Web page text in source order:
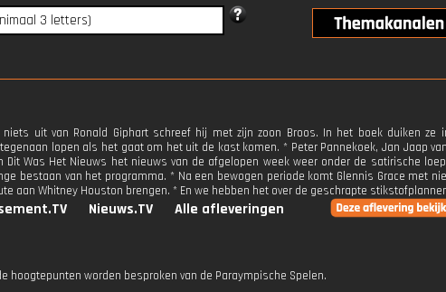
uit van Ronald Giphart schreef hij met zijn zoon Broos. In het boek duiken ze
lopen als het gaat om het uit de kast komen. * Peter Pannekoek, Jan Jaap
Dit Was Het Nieuws het nieuws van de afgelopen week weer onder de satirische
bestaan van het programma. * Na een bewogen periode komt Glennis Grace met
aan Whitney Houston brengen. * En we hebben het over de geschrapte
Nieuws.TV Alle afleveringen
hoogtepunten worden besproken van de Paraympische Spelen.